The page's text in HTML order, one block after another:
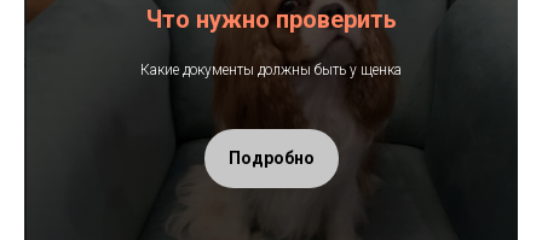
Что нужно проверить
Какие документы должны быть у щенка
Подробно